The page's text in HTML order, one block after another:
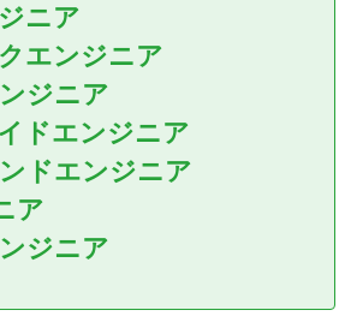
ニア
エンジニア
ジニア
ドエンジニア
ドエンジニア
ア
ジニア